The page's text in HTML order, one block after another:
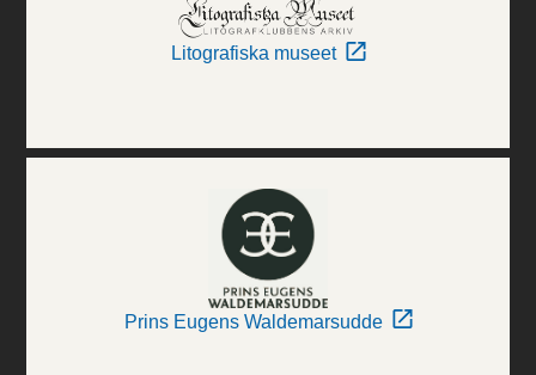
Litografiska museet
Prins Eugens Waldemarsudde